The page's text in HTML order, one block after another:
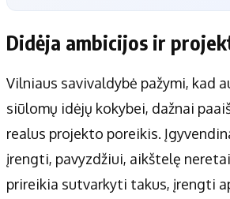
Didėja ambicijos ir
Vilniaus savivaldybė pažymi, kad
siūlomų idėjų kokybei, dažnai
realus projekto poreikis.
įrengti, pavyzdžiui, aikštelę
prireikia sutvarkyti takus, įrengti